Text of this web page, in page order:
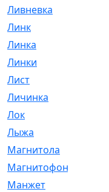
Ливневка
Линк
Линка
Линки
Лист
Личинка
Лок
Лыжа
Магнитола
Магнитофон
Манжет